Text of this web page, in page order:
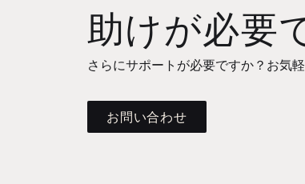
助けが必要
さらにサポートが必要ですか？お気
お問い合わせ